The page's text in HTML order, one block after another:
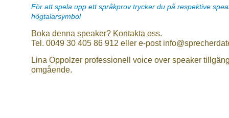
För att spela upp ett språkprov trycker du på respektive
högtalarsymbol
Boka denna speaker? Kontakta oss.
Tel. 0049 30 405 86 912 eller e-post
Lina Oppolzer professionell voice over speaker
omgående.